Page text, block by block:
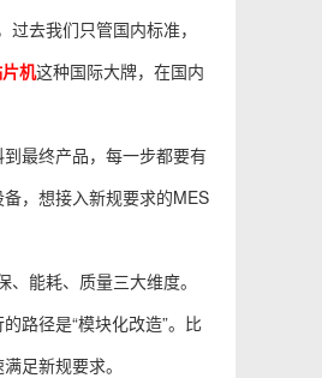
去我们只管国内标准，
机这种国际大牌，在国内
最终产品，每一步都要有
，想接入新规要求的MES
能耗、质量三大维度。
路径是“模块化改造”。比
足新规要求。